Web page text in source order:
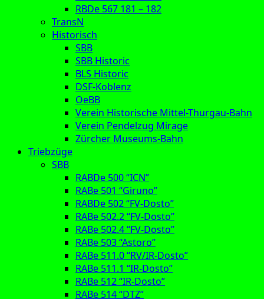
RBDe 567 181 – 182
TransN
Historisch
SBB
SBB Historic
BLS Historic
DSF-Koblenz
OeBB
Verein Historische Mittel-Thurgau-Bahn
Verein Pendelzug Mirage
Zürcher Museums-Bahn
Triebzüge
SBB
RABDe 500 “ICN”
RABe 501 “Giruno”
RABDe 502 “FV-Dosto”
RABe 502.2 “FV-Dosto”
RABe 502.4 “FV-Dosto”
RABe 503 “Astoro”
RABe 511.0 “RV/IR-Dosto”
RABe 511.1 “IR-Dosto”
RABe 512 “IR-Dosto”
RABe 514 “DTZ”